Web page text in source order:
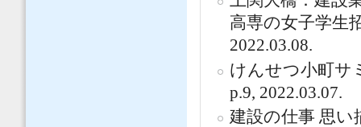
高専の女子学生
2022.03.08.
けんせつ小町サ
p.9, 2022.03.07.
建設の仕事 思い